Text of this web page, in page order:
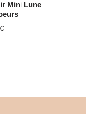
Mini Lune
€